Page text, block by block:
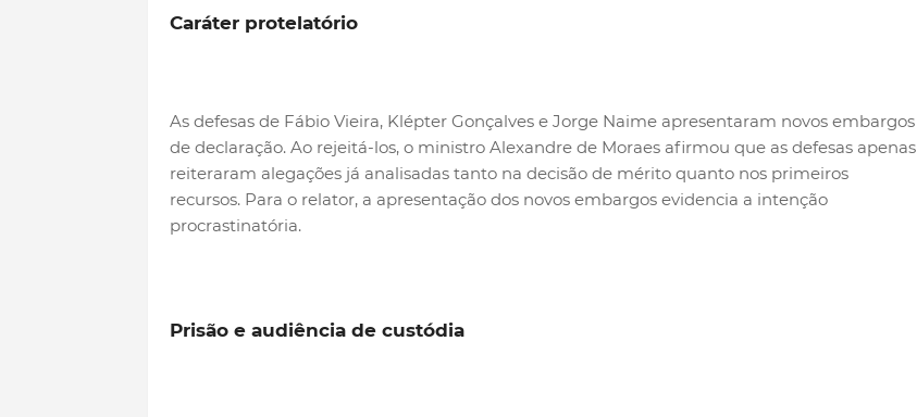
Caráter protelatório
As defesas de Fábio Vieira, Klépter Gonçalves e Jorge Naime apresentaram novos embargos
de declaração. Ao rejeitá-los, o ministro Alexandre de Moraes afirmou que as defesas apenas
reiteraram alegações já analisadas tanto na decisão de mérito quanto nos primeiros
recursos. Para o relator, a apresentação dos novos embargos evidencia a intenção
procrastinatória.
Prisão e audiência de custódia